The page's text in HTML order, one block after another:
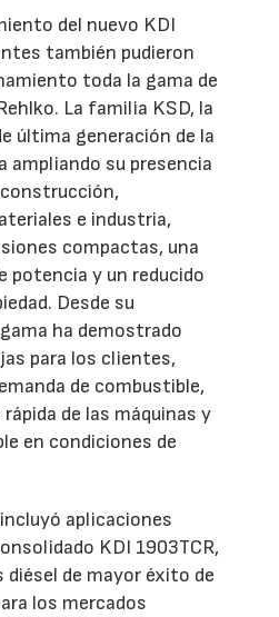
del nuevo KDI
también pudieron
toda la gama de
La familia KSD, la
última generación de la
ampliando su presencia
e industria,
compactas, una
potencia y un reducido
Desde su
ha demostrado
para los clientes,
de combustible,
de las máquinas y
en condiciones de
aplicaciones
KDI 1903TCR,
de mayor éxito de
los mercados